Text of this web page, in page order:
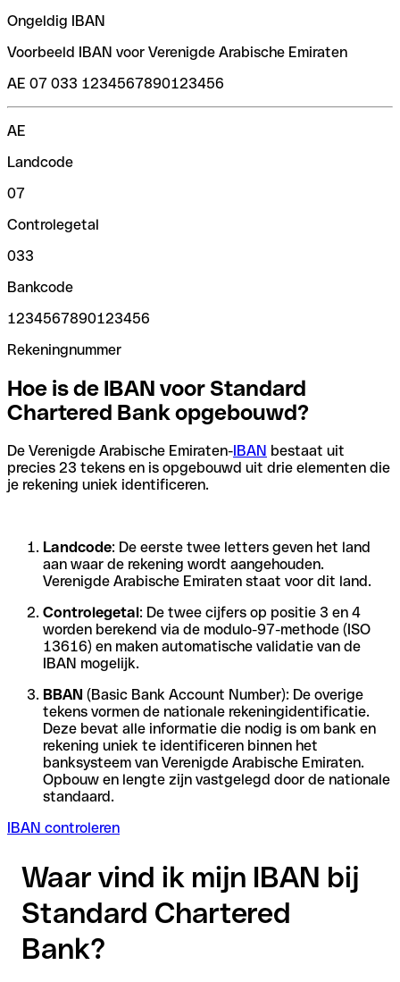
Ongeldig IBAN
Voorbeeld IBAN voor Verenigde Arabische Emiraten
AE 07 033 1234567890123456
AE
Landcode
07
Controlegetal
033
Bankcode
1234567890123456
Rekeningnummer
Hoe is de IBAN voor Standard
Chartered Bank opgebouwd?
De Verenigde Arabische Emiraten-IBAN bestaat uit
precies 23 tekens en is opgebouwd uit drie elementen die
je rekening uniek identificeren.
Landcode: De eerste twee letters geven het land
aan waar de rekening wordt aangehouden.
Verenigde Arabische Emiraten staat voor dit land.
Controlegetal: De twee cijfers op positie 3 en 4
worden berekend via de modulo-97-methode (ISO
13616) en maken automatische validatie van de
IBAN mogelijk.
BBAN (Basic Bank Account Number): De overige
tekens vormen de nationale rekeningidentificatie.
Deze bevat alle informatie die nodig is om bank en
rekening uniek te identificeren binnen het
banksysteem van Verenigde Arabische Emiraten.
Opbouw en lengte zijn vastgelegd door de nationale
standaard.
IBAN controleren
Waar vind ik mijn IBAN bij
Standard Chartered
Bank?